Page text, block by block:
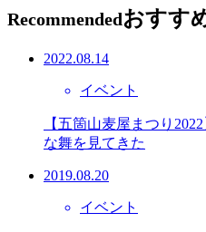
Recommendedおすす
2022.08.14
イベント
【五箇山麦屋まつり
な舞を見てきた
2019.08.20
イベント